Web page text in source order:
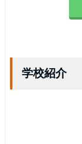
学校紹介